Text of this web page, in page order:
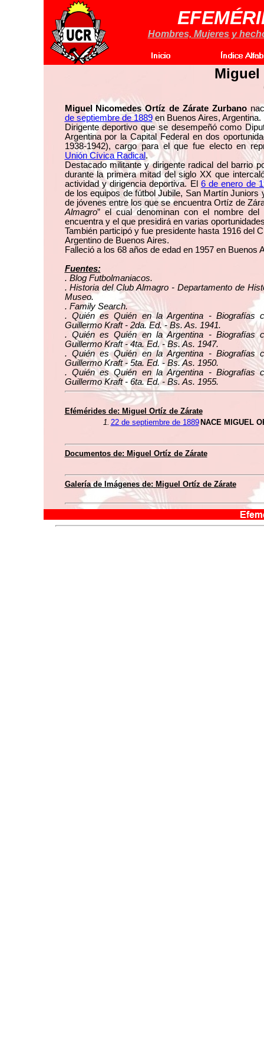
Hombres, Mujeres y
Miguel
Miguel Nicomedes Ortíz de Zárate Zurbano
de septiembre de 1889en Buenos Aires, Argentina.
Dirigente deportivo que se desempeñó como
Argentina por la Capital Federal en dos
1938-1942), cargo para el que fue electo en
Unión Cívica Radical .
Destacado militante y dirigente radical del barrio
durante la primera mitad del siglo XX que
actividad y dirigencia deportiva. El 6 de enero de
de los equipos de fútbol Jubile, San Martín Juniors
de jóvenes entre los que se encuentra Ortíz de
Almagro” el cual denominan con el nombre
encuentra y el que presidirá en varias
También participó y fue presidente hasta 1916 del
Argentino de Buenos Aires.
Falleció a los 68 años de edad en 1957 en Buenos
Fuentes:
. Blog Futbolmaniacos.
. Historia del Club Almagro - Departamento de
Museo.
. Family Search.
. Quién es Quién en la Argentina - Biografías
Guillermo Kraft - 2da. Ed. - Bs. As. 1941.
. Quién es Quién en la Argentina - Biografías
Guillermo Kraft - 4ta. Ed. - Bs. As. 1947.
. Quién es Quién en la Argentina - Biografías
Guillermo Kraft - 5ta. Ed. - Bs. As. 1950.
. Quién es Quién en la Argentina - Biografías
Guillermo Kraft - 6ta. Ed. - Bs. As. 1955.
Efémérides de: Miguel Ortíz de Zárate
1. 22 de septiembre de 1889 NACE MIGUEL
Documentos de: Miguel Ortíz de Zárate
Galería de Imágenes de: Miguel Ortíz de Zárate